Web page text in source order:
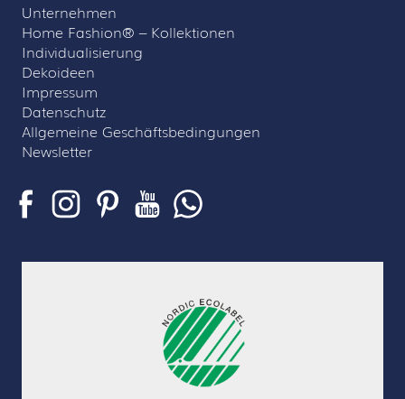
Unternehmen
Home Fashion® – Kollektionen
Individualisierung
Dekoideen
Impressum
Datenschutz
Allgemeine Geschäftsbedingungen
Newsletter